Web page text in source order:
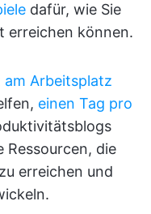
dafür, wie Sie
erreichen können.
Arbeitsplatz
einen Tag pro
Ressourcen, die
zu erreichen und